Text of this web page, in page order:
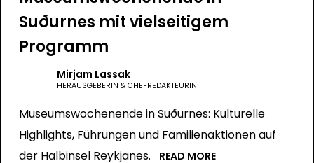
Suðurnes mit vielseitigem
Programm
Mirjam Lassak
HERAUSGEBERIN & CHEFREDAKTEURIN
Museumswochenende in Suðurnes: Kulturelle
Highlights, Führungen und Familienaktionen auf
der Halbinsel Reykjanes.
READ MORE